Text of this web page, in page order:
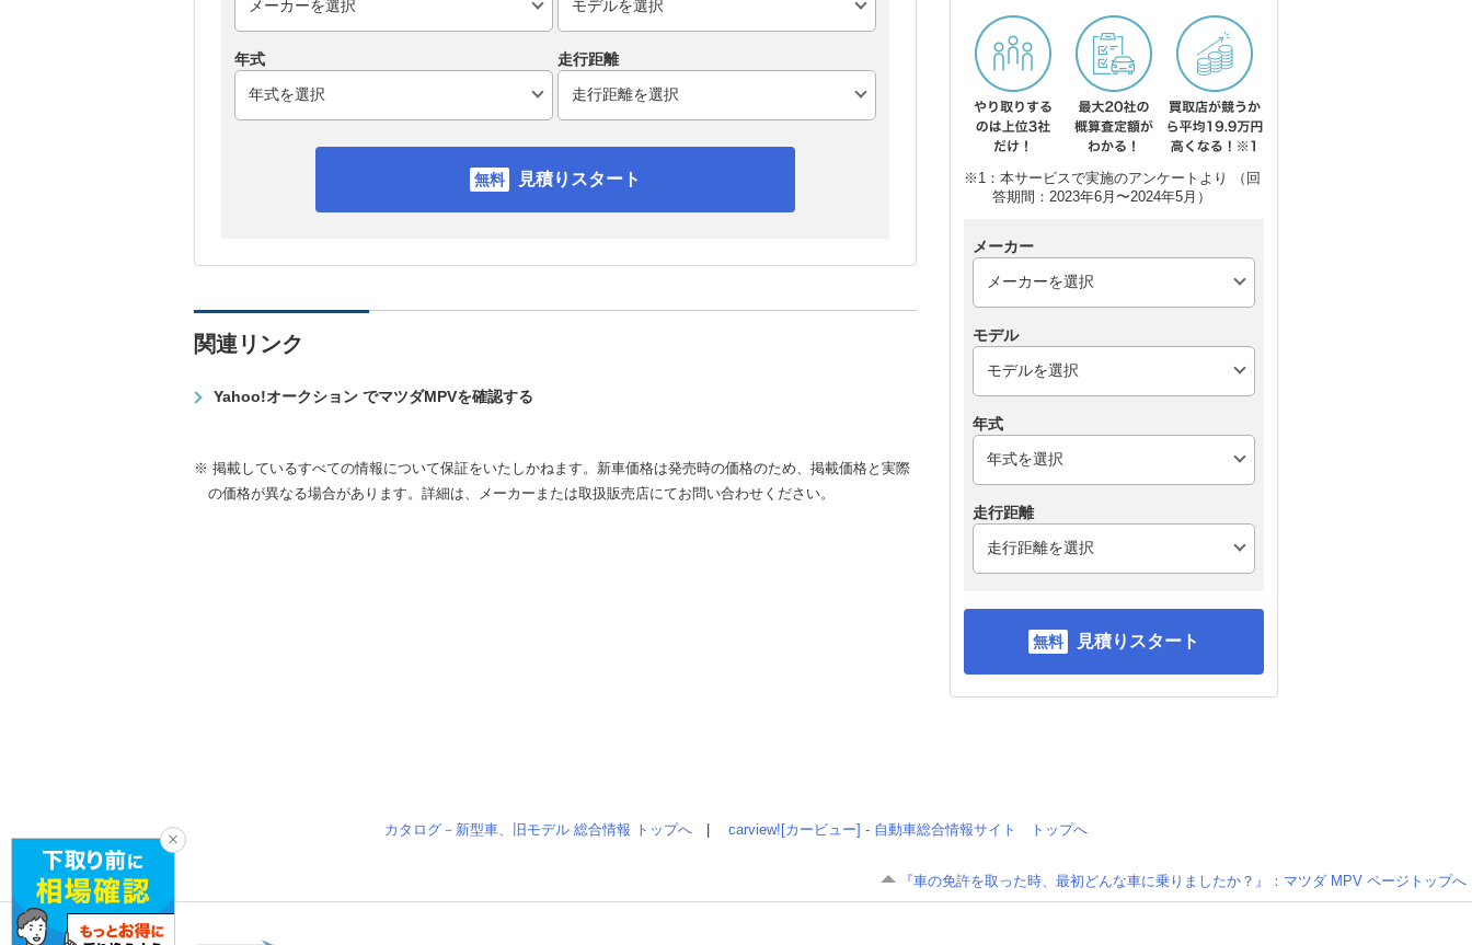
年式 走行距離
見積りスタート
関連リンク
Yahoo!オークション でマツダMPVを確認する
※ 掲載しているすべての情報について保証をいたしかねます。新車価格は発売時の価格のため、掲載価格と実際
の価格が異なる場合があります。詳細は、メーカーまたは取扱販売店にてお問い合わせください。
※1：本サービスで実施のアンケートより （回
答期間：2023年6月〜2024年5月）
メーカー
モデル
年式
走行距離
見積りスタート
カタログ－新型車、旧モデル 総合情報 トップへ carview![カービュー] - 自動車総合情報サイト トップへ
『車の免許を取った時、最初どんな車に乗りましたか？』：マツダ MPV ページトップへ